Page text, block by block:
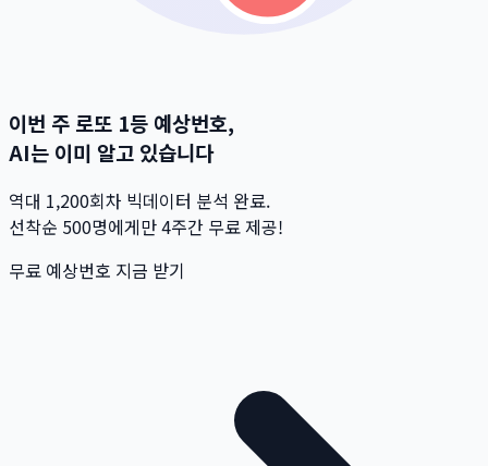
이번 주 로또 1등 예상번호,
AI는 이미 알고 있습니다
역대 1,200회차 빅데이터 분석 완료.
선착순 500명에게만 4주간 무료 제공!
무료 예상번호 지금 받기